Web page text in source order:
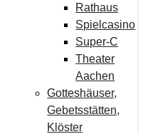
Rathaus
Spielcasino
Super-C
Theater
Aachen
Gotteshäuser,
Gebetsstätten,
Klöster